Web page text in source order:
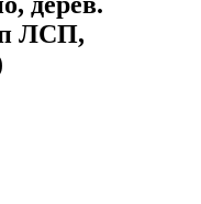
ЛСП,